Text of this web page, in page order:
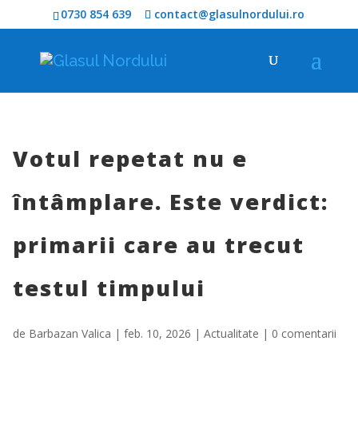
0730 854 639 contact@glasulnordului.ro
Votul repetat nu e
întâmplare. Este verdict:
primarii care au trecut
testul timpului
de Barbazan Valica | feb. 10, 2026 | Actualitate | 0 comentarii